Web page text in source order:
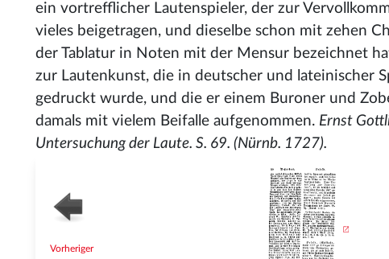
ein vortrefflicher Lautenspieler, der zur
vieles beigetragen, und dieselbe schon mit zehen
der Tablatur in Noten mit der Mensur bezeichnet
zur Lautenkunst, die in deutscher und lateinischer
gedruckt wurde, und die er einem Buroner und
damals mit vielem Beifalle aufgenommen. Ernst
Untersuchung der Laute. S. 69. (Nürnb. 1727).
Vorheriger